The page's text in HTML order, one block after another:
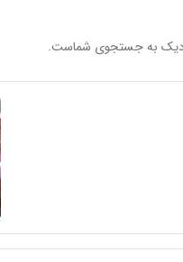
به جستجوی شماست.